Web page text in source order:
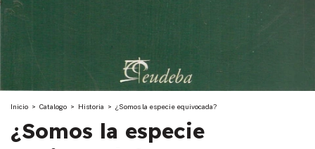
Inicio > Catalogo > Historia > ¿Somos la especie equivocada?
¿Somos la especie